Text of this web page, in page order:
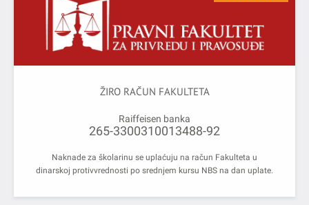
ŽIRO RAČUN FAKULTETA
Raiffeisen banka
265-3300310013488-92
Naknade za školarinu se uplaćuju na račun Fakulteta u
dinarskoj protivvrednosti po srednjem kursu NBS na dan uplate.